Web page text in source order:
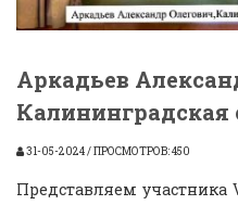
Аркадьев
Калининградская
31-05-2024 / ПРОСМОТРОВ: 450
Представляем участника